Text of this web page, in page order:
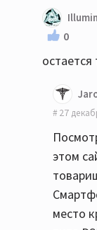
0
27
этом
место